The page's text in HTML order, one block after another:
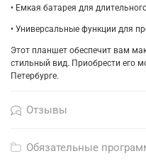
• Емкая батарея для
• Универсальные функции для
Этот планшет обеспечит вам
стильный вид. Приобрести его
Петербурге.
Отзывы
Обязательные